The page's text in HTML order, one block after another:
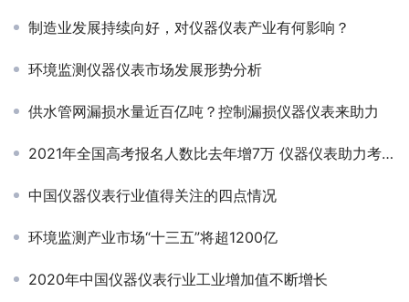
制造业发展持续向好，对仪器仪表产业有何影响？
环境监测仪器仪表市场发展形势分析
供水管网漏损水量近百亿吨？控制漏损仪器仪表来助力
2021年全国高考报名人数比去年增7万 仪器仪表助力考场防控
中国仪器仪表行业值得关注的四点情况
环境监测产业市场“十三五”将超1200亿
2020年中国仪器仪表行业工业增加值不断增长